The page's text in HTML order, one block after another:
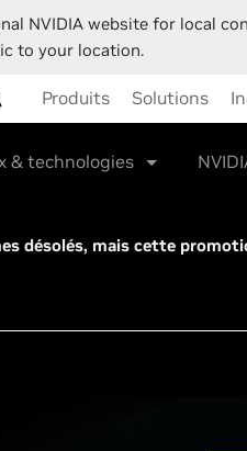
NVIDIA website for local
to your location.
Produits Solutions
& technologies
désolés, mais cette